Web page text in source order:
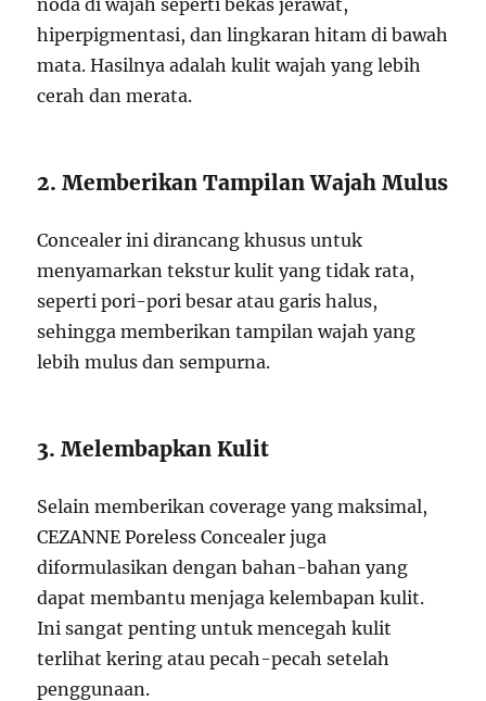
hiperpigmentasi, dan lingkaran hitam di bawah
mata. Hasilnya adalah kulit wajah yang lebih
cerah dan merata.
2. Memberikan Tampilan Wajah Mulus
Concealer ini dirancang khusus untuk
menyamarkan tekstur kulit yang tidak rata,
seperti pori-pori besar atau garis halus,
sehingga memberikan tampilan wajah yang
lebih mulus dan sempurna.
3. Melembapkan Kulit
Selain memberikan coverage yang maksimal,
CEZANNE Poreless Concealer juga
diformulasikan dengan bahan-bahan yang
dapat membantu menjaga kelembapan kulit.
Ini sangat penting untuk mencegah kulit
terlihat kering atau pecah-pecah setelah
penggunaan.